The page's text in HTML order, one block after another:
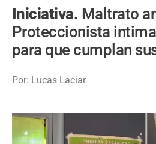
Iniciativa. Maltrato
Proteccionista
para que cumplan
Por: Lucas Laciar